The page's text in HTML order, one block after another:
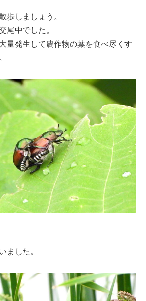
歩しましょう。
尾中でした。
量発生して農作物の葉を食べ尽くす
ました。